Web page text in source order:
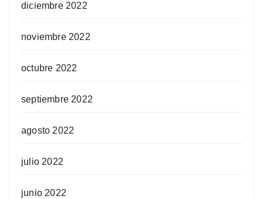
diciembre 2022
noviembre 2022
octubre 2022
septiembre 2022
agosto 2022
julio 2022
junio 2022